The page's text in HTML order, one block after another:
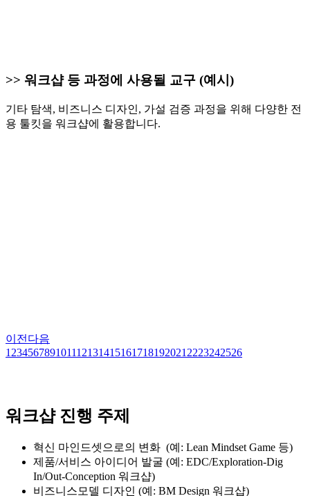
>> 워크샵 등 과정에 사용될 교구 (예시)
기타 탐색, 비즈니스 디자인, 가설 검증 과정을 위해 다양한 전
용 툴킷을 워크샵에 활용합니다.
이전 다음
1 23456789101112131415161718192021 2223242526
워크샵 진행 주제
혁신 마인드셋으로의 변화 (예: Lean Mindset Game 등)
제품/서비스 아이디어 발굴 (예: EDC/Exploration-Dig
In/Out-Conception 워크샵)
비즈니스모델 디자인 (예: BM Design 워크샵)